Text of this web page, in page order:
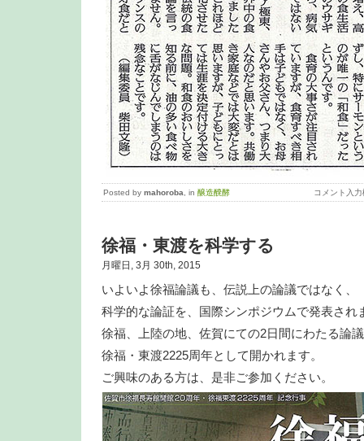
Posted by mahoroba , in 醸造醗酵 コメント入力
徐福・東渡を科学する
月曜日, 3月 30th, 2015
いよいよ徐福論議も、伝説上の論議ではなく、
科学的な論証を、国際シンポジウムで発表され
徐福、上陸の地、佐賀にての2日間にわたる論
徐福・東渡2225周年として開かれます。
ご興味のある方は、是非ご参加ください。